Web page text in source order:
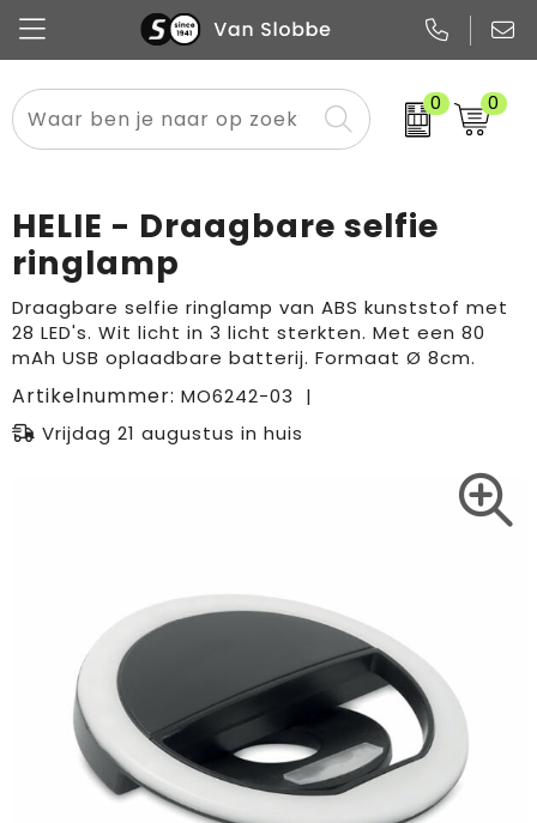
0 0
Alle categorieën
Snoep
Promo
Pennen
Notitieboekjes
Papier
Flessen
Glazen en karaffen
Merken
Meest gekozen
Sportkleding
Overig textiel
Boodschappen- en draagtassen
Sport & vrije tijd
Rugzakken
HELIE - Draagbare selfie
ringlamp
Draagbare selfie ringlamp van ABS kunststof met
28 LED's. Wit licht in 3 licht sterkten. Met een 80
mAh USB oplaadbare batterij. Formaat Ø 8cm.
Artikelnummer: MO6242-03
Vrijdag 21 augustus in huis